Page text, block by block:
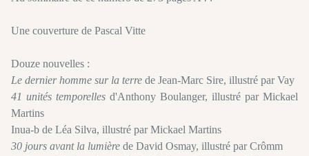
Une couverture de Pascal Vitte
Douze nouvelles :
Le dernier homme sur la terre de Jean-Marc Sire, illustré par Vay
41 unités temporelles d'Anthony Boulanger, illustré par Mickael
Martins
Inua-b de Léa Silva, illustré par Mickael Martins
30 jours avant la lumière de David Osmay, illustré par Crômm